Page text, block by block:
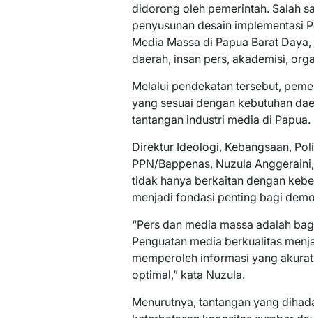
didorong oleh pemerintah. Salah
penyusunan desain implementasi
Media Massa di Papua Barat
daerah, insan pers, akademisi,
Melalui pendekatan tersebut,
yang sesuai dengan kebutuhan
tantangan industri media di Papua.
Direktur Ideologi, Kebangsaan,
PPN/Bappenas, Nuzula
tidak hanya berkaitan dengan
menjadi fondasi penting bagi
“Pers dan media massa adalah
Penguatan media berkualitas
memperoleh informasi yang
optimal,” kata Nuzula.
Menurutnya, tantangan yang